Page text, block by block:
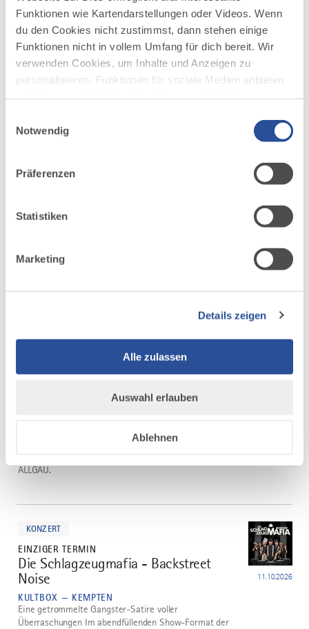
Funktionen wie Kartendarstellungen oder Videos. Wenn
du den Cookies nicht zustimmst, dann stehen einige
Funktionen nicht in vollem Umfang für dich bereit. Wir
verwenden Cookies, um Inhalte und Anzeigen zu
personalisieren, Funktionen für soziale Medien anbieten
deiner Verwendung unserer Website an unsere Partner
möglicherweise mit weiteren Daten zusammen, die du
Nutzung der Dienste gesammelt haben.
Notwendig
Präferenzen
Statistiken
Marketing
Details zeigen
Alle zulassen
Auswahl erlauben
Ablehnen
KONZERT
ALLGÄU.
KONZERT
EINZIGER TERMIN
2
Die Schlagzeugmafia - Backstreet
Noise
KULTBOX — KEMPTEN
11.10.2026
Eine getrommelte Gangster-Satire voller
Überraschungen Im abendfüllenden Show-Format der